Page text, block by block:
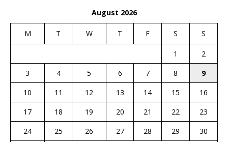
August 2026
M T W T F S S
1
2
3
4 5 6 7 8
9
10
11 12 13 14 15
16
17
18 19 20 21 22
23
24
25 26 27 28 29
30